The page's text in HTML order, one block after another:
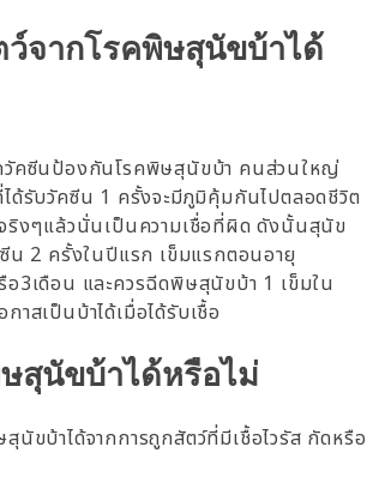
ว์จากโรคพิษสุนัขบ้าได้
วัคซีนป้องกันโรคพิษสุนัขบ้า คนส่วนใหญ่
ด้รับวัคซีน 1 ครั้งจะมีภูมิคุ้มกันไปตลอดชีวิต
ริงๆแล้วนั่นเป็นความเชื่อที่ผิด ดังนั้นสุนัข
น 2 ครั้งในปีแรก เข็มแรกตอนอายุ
3เดือน และควรฉีดพิษสุนัขบ้า 1 เข็มใน
สเป็นบ้าได้เมื่อได้รับเชื้อ
สุนัขบ้าได้หรือไม่
นัขบ้าได้จากการถูกสัตว์ที่มีเชื้อไวรัส กัดหรือ